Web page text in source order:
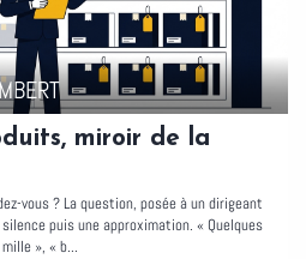
miroir de la
vous ? La question, posée à un dirigeant
puis une approximation. « Quelques
», « b...